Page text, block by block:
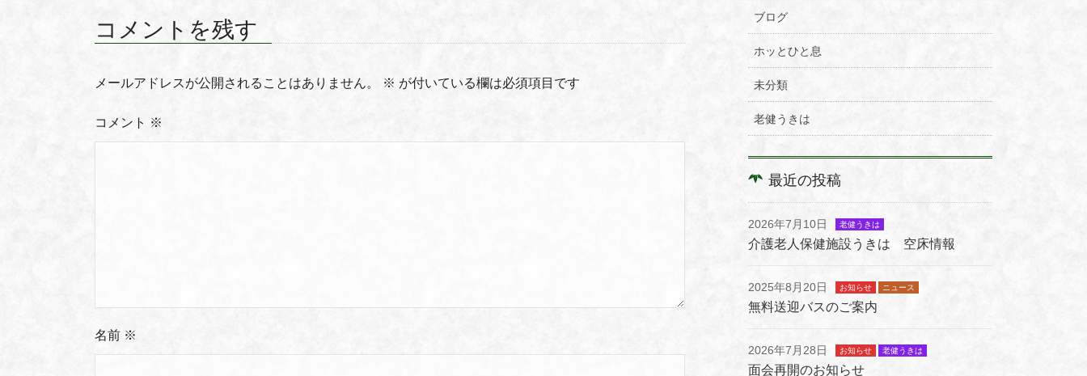
コメントを残す
メールアドレスが公開されることはありません。 ※ が付いている欄は必須項目です
コメント ※
名前 ※
ブログ
ホッとひと息
未分類
老健うきは
最近の投稿
2026年7月10日 老健うきは
介護老人保健施設うきは 空床情報
2025年8月20日 お知らせ ニュース
無料送迎バスのご案内
2026年7月28日 お知らせ 老健うきは
面会再開のお知らせ